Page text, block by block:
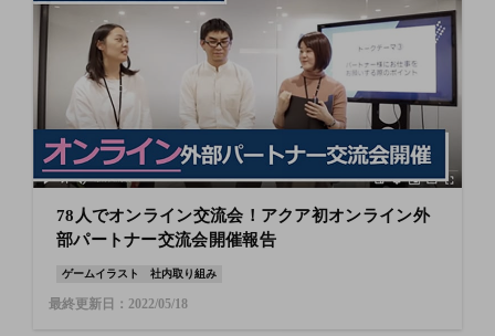
78人でオンライン交流会！アクア初オンライン外
部パートナー交流会開催報告
ゲームイラスト 社内取り組み
最終更新日：2022/05/18